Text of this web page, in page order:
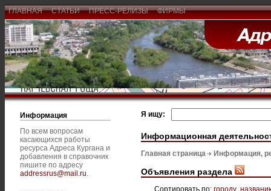
ГЛАВНАЯ СТАТЬИ ПРЕСС-РЕЛИЗЫ ФИРМЫ
Информация
По всем вопросам
касающихся работы
ресурса Адреса Кургана и
добавления в справочник
пишите по адресу
addressrus@mail.ru.
Я ищу:
Информационная
Главная страница Информация,
Объявления раздела
Сортировать по: городу